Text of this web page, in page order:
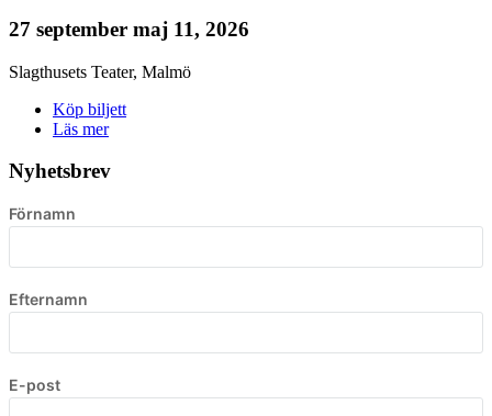
27 september maj 11, 2026
Slagthusets Teater, Malmö
Köp biljett
Läs mer
Nyhetsbrev
Förnamn
Efternamn
E-post